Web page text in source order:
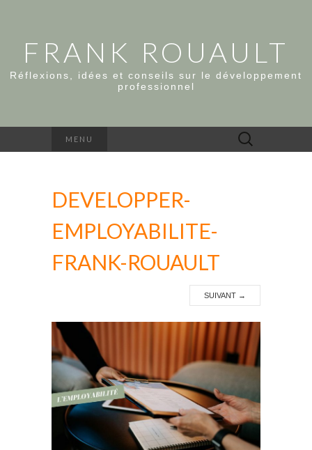
FRANK ROUAULT
Réflexions, idées et conseils sur le développement
professionnel
MENU Rechercher :
DEVELOPPER-
EMPLOYABILITE-
FRANK-ROUAULT
SUIVANT →